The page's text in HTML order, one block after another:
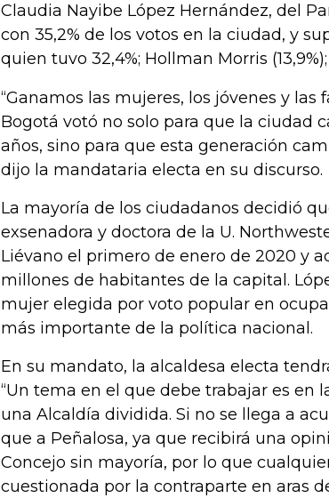
Claudia Nayibe López Hernández, del
con 35,2% de los votos en la ciudad, y
quien tuvo 32,4%; Hollman Morris
“Ganamos las mujeres, los jóvenes y las
Bogotá votó no solo para que la ciudad
años, sino para que esta generación
dijo la mandataria electa en su discurso.
La mayoría de los ciudadanos decidió
exsenadora y doctora de la U.
Liévano el primero de enero de 2020 y
millones de habitantes de la capital.
mujer elegida por voto popular en
más importante de la política nacional.
En su mandato, la alcaldesa electa
“Un tema en el que debe trabajar es en
una Alcaldía dividida. Si no se llega a
que a Peñalosa, ya que recibirá una
Concejo sin mayoría, por lo que
cuestionada por la contraparte en aras